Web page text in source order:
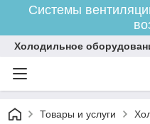
Системы
Холодильное
Товары и услуги